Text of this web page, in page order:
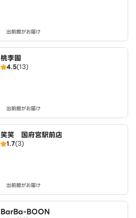
出前館がお届け
桃李園
4.5(13)
出前館がお届け
笑笑 国府宮駅前店
1.7(3)
出前館がお届け
BarBa-BOON